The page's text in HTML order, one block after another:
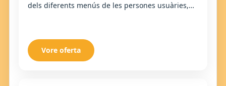
dels diferents menús de les persones usuàries,
Vore oferta